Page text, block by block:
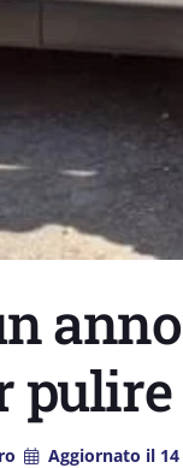
pulire
Aggiornato il